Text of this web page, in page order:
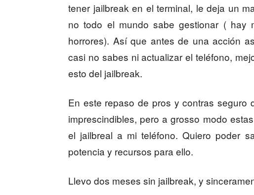
tener jailbreak en el terminal, le deja un
no todo el mundo sabe gestionar ( hay
horrores). Así que antes de una acción
casi no sabes ni actualizar el teléfono,
esto del jailbreak.
En este repaso de pros y contras seguro
imprescindibles, pero a grosso modo
el jailbreal a mi teléfono. Quiero poder
potencia y recursos para ello.
Llevo dos meses sin jailbreak, y